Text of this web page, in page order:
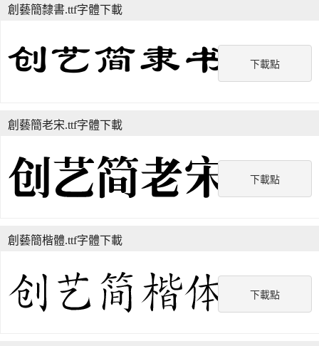
下載點
創藝簡隸書.ttf字體下載
下載點
創藝簡老宋.ttf字體下載
下載點
創藝簡楷體.ttf字體下載